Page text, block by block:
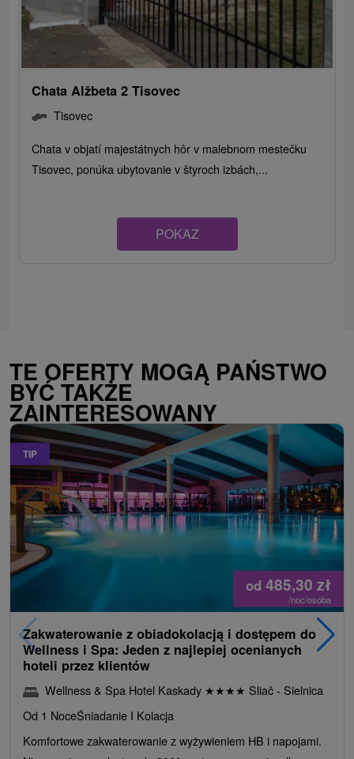
Chata Alžbeta 2 Tisovec
Tisovec
Chata v objatí majestátnych hôr v malebnom mestečku
Tisovec, ponúka ubytovanie v štyroch izbách,...
POKAZ
TE OFERTY MOGĄ PAŃSTWO
BYĆ TAKŻE
ZAINTERESOWANY
TIP
od 485,30 zł
/noc/osoba
Zakwaterowanie z obiadokolacją i dostępem do
Wellness i Spa: Jeden z najlepiej ocenianych
hoteli przez klientów
Wellness & Spa Hotel Kaskady ★★★★ Sliač - Sielnica
Od 1 NoceŚniadanie I Kolacja
Komfortowe zakwaterowanie z wyżywieniem HB i napojami.